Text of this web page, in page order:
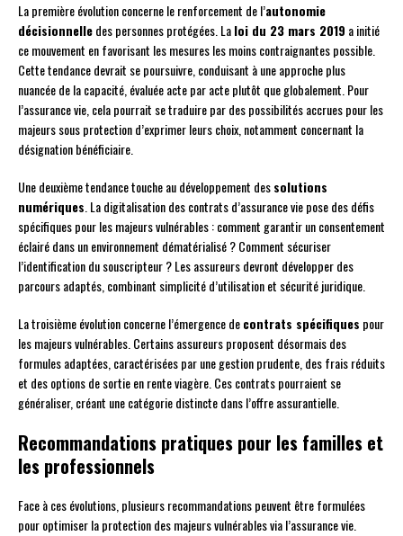
La première évolution concerne le renforcement de l’autonomie
décisionnelledes personnes protégées. Laloi du 23 mars 2019 a initié
ce mouvement en favorisant les mesures les moins contraignantes possible.
Cette tendance devrait se poursuivre, conduisant à une approche plus
nuancée de la capacité, évaluée acte par acte plutôt que globalement. Pour
l’assurance vie, cela pourrait se traduire par des possibilités accrues pour les
majeurs sous protection d’exprimer leurs choix, notamment concernant la
désignation bénéficiaire.
Une deuxième tendance touche au développement dessolutions
numériques . La digitalisation des contrats d’assurance vie pose des défis
spécifiques pour les majeurs vulnérables : comment garantir un consentement
éclairé dans un environnement dématérialisé ? Comment sécuriser
l’identification du souscripteur ? Les assureurs devront développer des
parcours adaptés, combinant simplicité d’utilisation et sécurité juridique.
La troisième évolution concerne l’émergence decontrats spécifiques pour
les majeurs vulnérables. Certains assureurs proposent désormais des
formules adaptées, caractérisées par une gestion prudente, des frais réduits
et des options de sortie en rente viagère. Ces contrats pourraient se
généraliser, créant une catégorie distincte dans l’offre assurantielle.
Recommandations pratiques pour les familles et
les professionnels
Face à ces évolutions, plusieurs recommandations peuvent être formulées
pour optimiser la protection des majeurs vulnérables via l’assurance vie.